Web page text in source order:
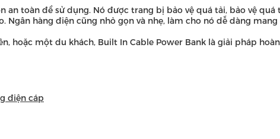
an toàn để sử dụng. Nó được trang bị bảo vệ quá tải, bảo vệ
Ngân hàng điện cũng nhỏ gọn và nhẹ, làm cho nó dễ dàng
hoặc một du khách, Built In Cable Power Bank là giải pháp
điện cáp